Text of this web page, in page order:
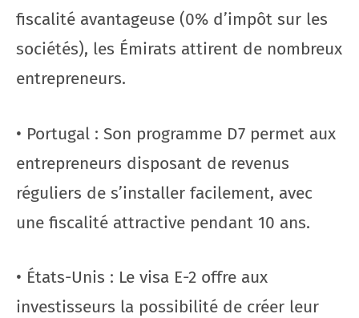
fiscalité avantageuse (0% d’impôt sur les
sociétés), les Émirats attirent de nombreux
entrepreneurs.
• Portugal : Son programme D7 permet aux
entrepreneurs disposant de revenus
réguliers de s’installer facilement, avec
une fiscalité attractive pendant 10 ans.
• États-Unis : Le visa E-2 offre aux
investisseurs la possibilité de créer leur